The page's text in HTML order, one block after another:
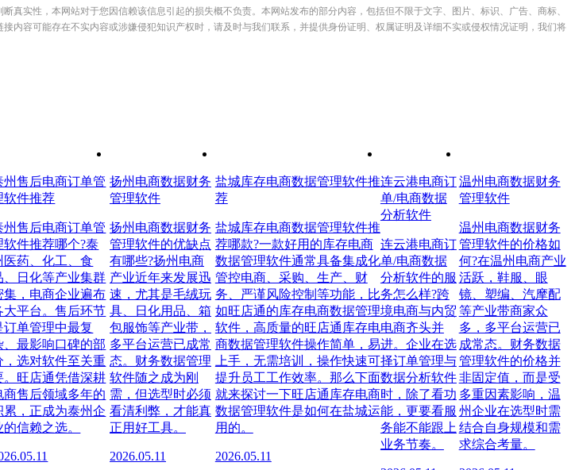
实性，本网站对于您因信赖该信息引起的损失概不负责。本网站发布的部分内容，包括但不限于文字、图片、标识、广告、商标、
容可能存在不实内容或涉嫌侵犯知识产权时，请及时与我们联系，并提供身份证明、权属证明及详细不实或侵权情况证明，我们将
州售后电商订单管
软件推荐
州售后电商订单管
软件推荐哪个?泰
医药、化工、食
、日化等产业集群
集，电商企业遍布
大平台。售后环节
订单管理中最复
、最影响口碑的部
，选对软件至关重
。旺店通凭借深耕
商售后领域多年的
累，正成为泰州企
的信赖之选。
扬州电商数据财务
管理软件
扬州电商数据财务
管理软件的优缺点
有哪些?扬州电商
产业近年来发展迅
速，尤其是毛绒玩
具、日化用品、箱
包服饰等产业带，
多平台运营已成常
态。财务数据管理
软件随之成为刚
需，但选型时必须
看清利弊，才能真
正用好工具。
2026.05.11
盐城库存电商数据管理软件推
荐
盐城库存电商数据管理软件推
荐哪款?一款好用的库存电商
数据管理软件通常具备集成化
管控电商、采购、生产、财
务、严谨风险控制等功能，比
如旺店通的库存电商数据管理
软件，高质量的旺店通库存电
商数据管理软件操作简单，易
上手，无需培训，操作快速可
提升员工工作效率。那么下面
就来探讨一下旺店通库存电商
数据管理软件是如何在盐城运
用的。
2026.05.11
连云港电商订
单/电商数据
分析软件
连云港电商订
单/电商数据
分析软件的服
务怎么样?跨
境电商与内贸
电商齐头并
进。企业在选
择订单管理与
数据分析软件
时，除了看功
能，更要看服
务能不能跟上
业务节奏。
温州电商数据财务
管理软件
温州电商数据财务
管理软件的价格如
何?在温州电商产业
活跃，鞋服、眼
镜、塑编、汽摩配
等产业带商家众
多，多平台运营已
成常态。财务数据
管理软件的价格并
非固定值，而是受
多重因素影响，温
州企业在选型时需
结合自身规模和需
求综合考量。